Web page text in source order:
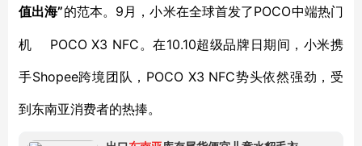
值出海”的范本。 9月，小米在全球首发了POCO中端热门
机 POCO X3 NFC。在10.10超级品牌日期间，小米携
手Shopee跨境团队，POCO X3 NFC势头依然强劲，受
到东南亚消费者的热捧。